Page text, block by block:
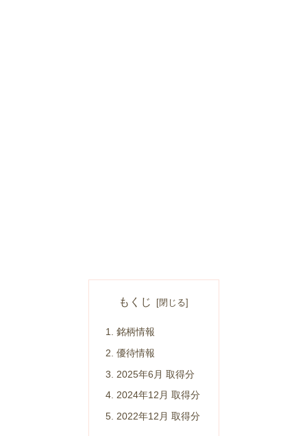
もくじ
銘柄情報
優待情報
2025年6月 取得分
2024年12月 取得分
2022年12月 取得分